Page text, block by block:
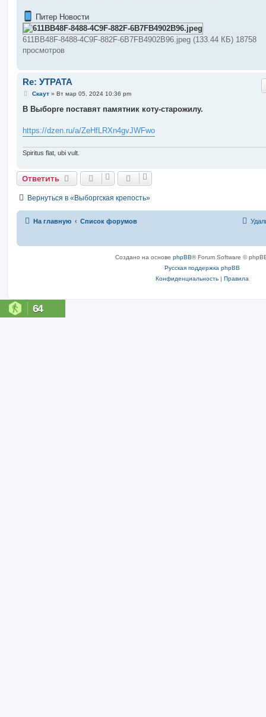
Питер Новости
611BB48F-8488-4C9F-882F-6B7FB4902B96.jpeg (133.44 КБ) 18758
просмотров
Re: УТРАТА
С
о
е
н
е
Скаут» Вт мар 05, 2024 10:36 pm
В Выборге поставят памятник коту-старожилу.
https://dzen.ru/a/ZeHfLRXn4gvJWFwo
Spiritus flat, ubi vult.
Ответить
Вернуться в «Выборгская крепость»
На главную Список форумов
Создано на основе phpBB® Forum Software ©
Русская поддержка phpBB
Конфиденциальность | Правила
64